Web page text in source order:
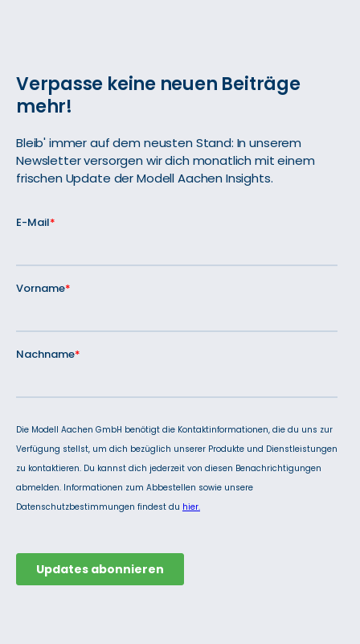
Verpasse keine neuen Beiträge
mehr!
Bleib' immer auf dem neusten Stand: In unserem
Newsletter versorgen wir dich monatlich mit einem
frischen Update der Modell Aachen Insights.